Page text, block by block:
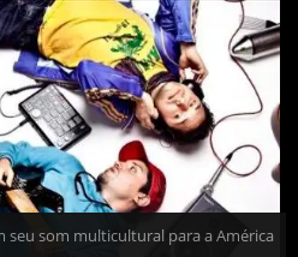
seu som multicultural para a América